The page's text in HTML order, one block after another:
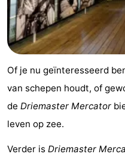
West-
Vlaanderen
-
Brugge
-
Gent
-
Ieper
De
Kust
-
Of je nu geïnteresseerd
van schepen houdt, of
de Driemaster Mercator
leven op zee.
Verder is Driemaster